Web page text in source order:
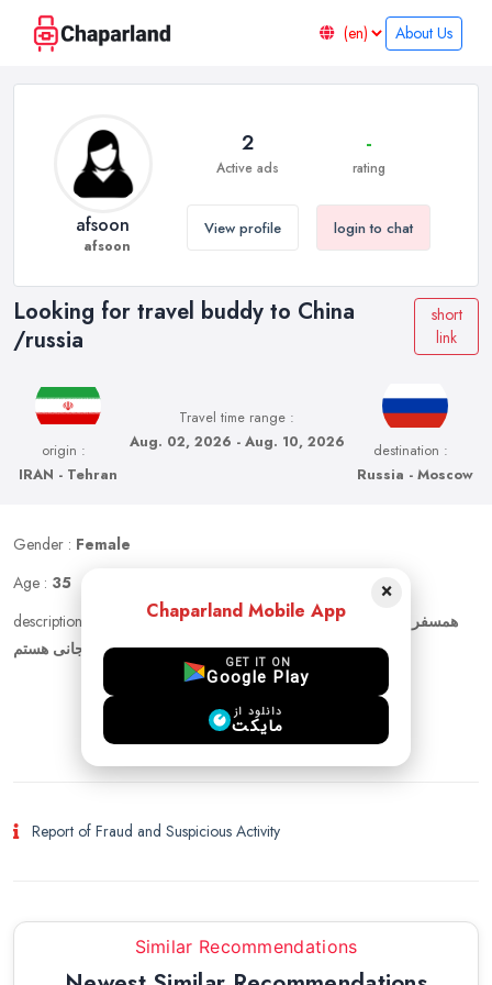
About Us
Looking for travel buddy to China
/russia
short
link
origin :
IRAN - Tehran
Travel time range :
Aug. 02, 2026 - Aug. 10, 2026
destination :
Russia - Moscow
afsoon
afsoon
2
Active ads
-
rating
View profile login to chat
Gender : Female
Age : 35
description :
همسفر برای کشورهای روسیه و چین میشم فوق العاده پر
انرژی و عاشق تفریحات هیجانی هستم
login to chat
Report of Fraud and Suspicious Activity
Similar Recommendations
×
Chaparland Mobile App
GET IT ON
Google Play
دانلود از
مایکت